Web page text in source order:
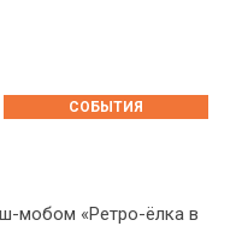
СОБЫТИЯ
мобом «Ретро-ёлка в